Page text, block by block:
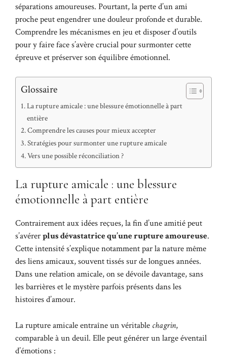
séparations amoureuses. Pourtant, la perte d’un ami
proche peut engendrer une douleur profonde et durable.
Comprendre les mécanismes en jeu et disposer d’outils
pour y faire face s’avère crucial pour surmonter cette
épreuve et préserver son équilibre émotionnel.
Glossaire
La rupture amicale : une blessure émotionnelle à part
entière
Comprendre les causes pour mieux accepter
Stratégies pour surmonter une rupture amicale
Vers une possible réconciliation ?
La rupture amicale : une blessure
émotionnelle à part entière
Contrairement aux idées reçues, la fin d’une amitié peut
s’avérerplus dévastatrice qu’une rupture amoureuse.
Cette intensité s’explique notamment par la nature même
des liens amicaux, souvent tissés sur de longues années.
Dans une relation amicale, on se dévoile davantage, sans
les barrières et le mystère parfois présents dans les
histoires d’amour.
La rupture amicale entraîne un véritable chagrin,
comparable à un deuil. Elle peut générer un large éventail
d’émotions :